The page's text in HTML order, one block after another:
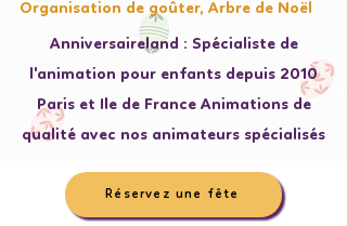
Organisation de goûter, Arbre de Noël
Anniversaireland : Spécialiste de
l'animation pour enfants depuis 2010
Paris et Ile de France Animations de
qualité avec nos animateurs spécialisés
Réservez une fête